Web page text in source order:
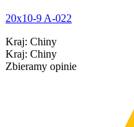
20x10-9 A-022
Kraj: Chiny
Kraj: Chiny
Zbieramy opinie